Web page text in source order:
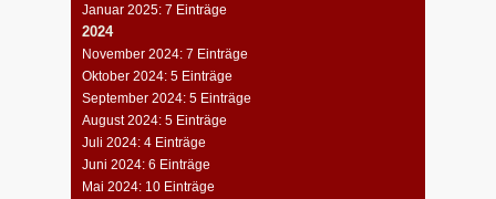
Januar 2025: 7 Einträge
2024
November 2024: 7 Einträge
Oktober 2024: 5 Einträge
September 2024: 5 Einträge
August 2024: 5 Einträge
Juli 2024: 4 Einträge
Juni 2024: 6 Einträge
Mai 2024: 10 Einträge